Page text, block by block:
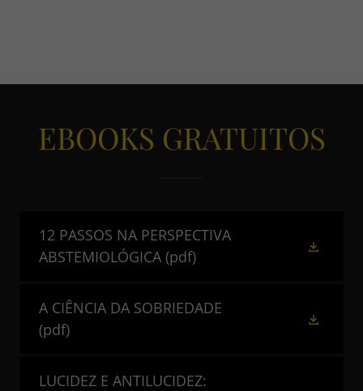
EBOOKS GRATUITOS
12 PASSOS NA PERSPECTIVA
ABSTEMIOLÓGICA (pdf)
A CIÊNCIA DA SOBRIEDADE
(pdf)
LUCIDEZ E ANTILUCIDEZ: